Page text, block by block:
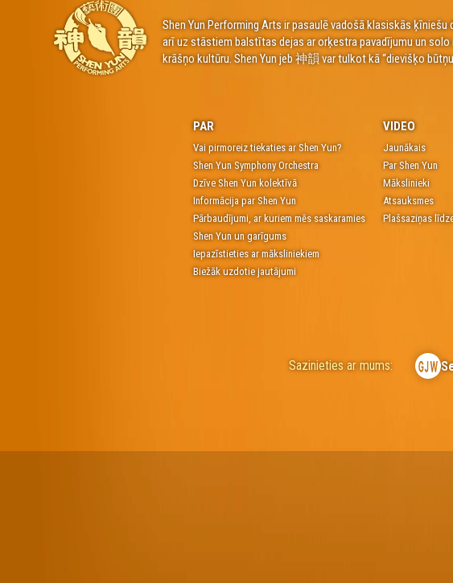
Shen Yun Performing Arts ir pasaulē vadošā klasiskās
arī uz stāstiem balstītas dejas ar orķestra pavadījumu un
krāšņo kultūru. Shen Yun jeb 神韻 var tulkot kā “dievišķo
PAR
Vai pirmoreiz tiekaties ar Shen Yun?
Shen Yun Symphony Orchestra
Dzīve Shen Yun kolektīvā
Informācija par Shen Yun
Pārbaudījumi, ar kuriem mēs saskaramies
Shen Yun un garīgums
Iepazīstieties ar māksliniekiem
Biežāk uzdotie jautājumi
VIDEO
Jaunākais
Par Shen Yun
Mākslinieki
Atsauksmes
Plašsaziņas
Sazinieties ar mums: